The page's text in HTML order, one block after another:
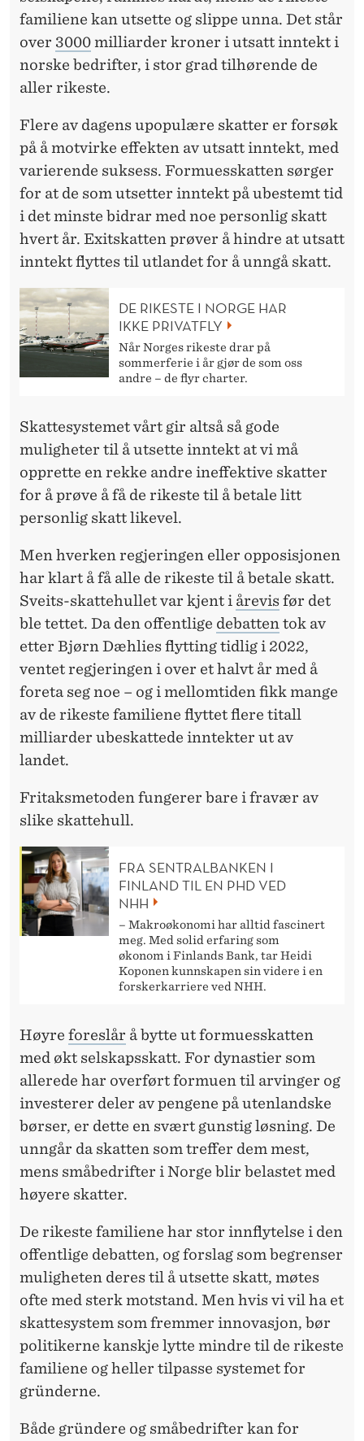
familiene kan utsette og slippe unna. Det står
over 3000milliarder kroner i utsatt inntekt i
norske bedrifter, i stor grad tilhørende de
aller rikeste.
Flere av dagens upopulære skatter er forsøk
på å motvirke effekten av utsatt inntekt, med
varierende suksess. Formuesskatten sørger
for at de som utsetter inntekt på ubestemt tid
i det minste bidrar med noe personlig skatt
hvert år. Exitskatten prøver å hindre at utsatt
inntekt flyttes til utlandet for å unngå skatt.
DE RIKESTE I NORGE HAR
IKKE PRIVATFLY
Når Norges rikeste drar på
sommerferie i år gjør de som oss
andre – de flyr charter.
Skattesystemet vårt gir altså så gode
muligheter til å utsette inntekt at vi må
opprette en rekke andre ineffektive skatter
for å prøve å få de rikeste til å betale litt
personlig skatt likevel.
Men hverken regjeringen eller opposisjonen
har klart å få alle de rikeste til å betale skatt.
Sveits-skattehullet var kjent i årevisfør det
ble tettet. Da den offentlige debattentok av
etter Bjørn Dæhlies flytting tidlig i 2022,
ventet regjeringen i over et halvt år med å
foreta seg noe – og i mellomtiden fikk mange
av de rikeste familiene flyttet flere titall
milliarder ubeskattede inntekter ut av
landet.
Fritaksmetoden fungerer bare i fravær av
slike skattehull.
FRA SENTRALBANKEN I
FINLAND TIL EN PHD VED
NHH
– Makroøkonomi har alltid fascinert
meg. Med solid erfaring som
økonom i Finlands Bank, tar Heidi
Koponen kunnskapen sin videre i en
forskerkarriere ved NHH.
Høyre foreslår å bytte ut formuesskatten
med økt selskapsskatt. For dynastier som
allerede har overført formuen til arvinger og
investerer deler av pengene på utenlandske
børser, er dette en svært gunstig løsning. De
unngår da skatten som treffer dem mest,
mens småbedrifter i Norge blir belastet med
høyere skatter.
De rikeste familiene har stor innflytelse i den
offentlige debatten, og forslag som begrenser
muligheten deres til å utsette skatt, møtes
ofte med sterk motstand. Men hvis vi vil ha et
skattesystem som fremmer innovasjon, bør
politikerne kanskje lytte mindre til de rikeste
familiene og heller tilpasse systemet for
gründerne.
Både gründere og småbedrifter kan for